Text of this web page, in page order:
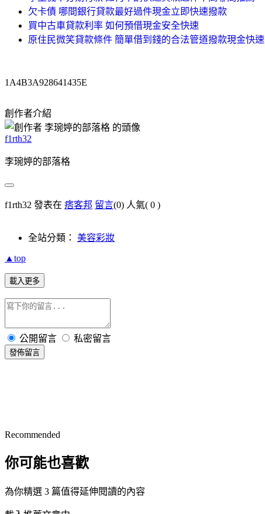
欠卡債 哪間銀行貸款最好過件現金立即快速撥款
買中古車貸款利率 如何預借現金安全快速
原住民微笑貸款條件 簡單借到錢的合法管道撥款現金快速
1A4B3A928641435E
創作者介紹
f1rth32
李琬婷的部落格
f1rth32 發表在 痞客邦 留言(0) 人氣( 0 )
全站分類： 美容彩妝
▲top
載入更多
公開留言 私密留言
發佈留言
Recommended
你可能也喜歡
為你精選 3 篇值得延伸閱讀的內容